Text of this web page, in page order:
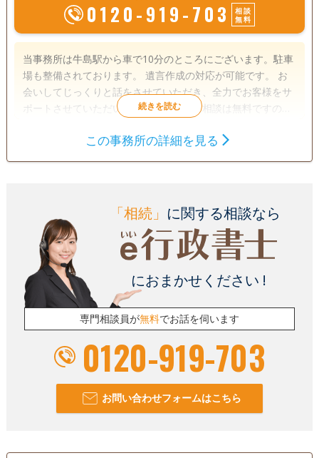
0120-919-703
相談
無料
当事務所は牛島駅から車で10分のところにございます。駐車
場も整備されております。 遺言作成の対応が可能です。 お
会いしてじっくりと話をさせていただき、全力でお客様をサ
ポートさせていただいております。初回相談は無料ですので
遺産分割
電話相談可 土日相談可 初回相談無料
オンライン面談可 事務所面談可
この事務所の詳細を見る
「相続」 に関する相談なら
におまかせください !
専門相談員が無料でお話を伺います
0120-919-703
お問い合わせフォームはこちら